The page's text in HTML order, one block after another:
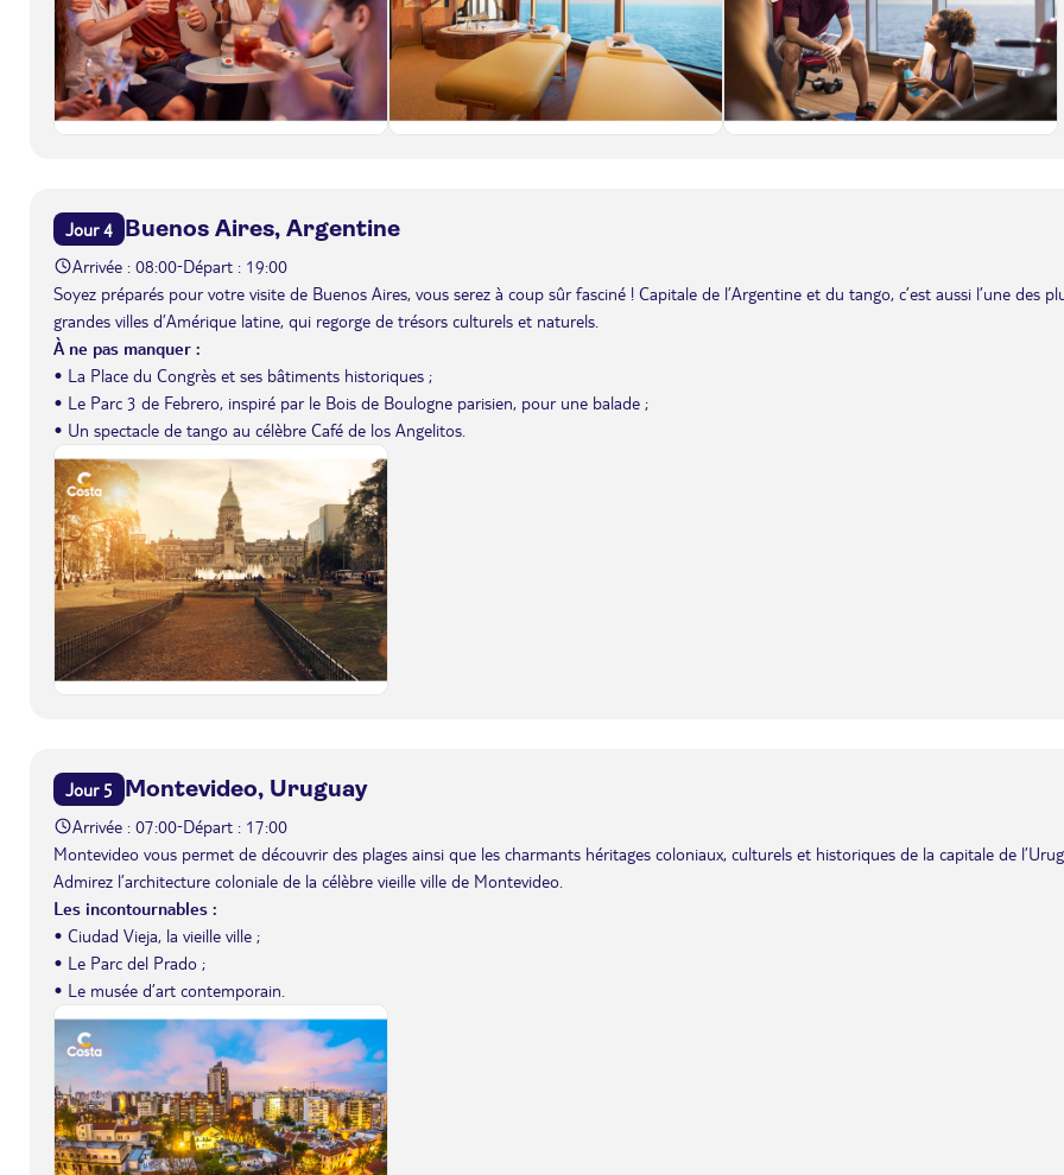
Jour 4 Buenos Aires, Argentine
Arrivée : 08:00-Départ : 19:00
Soyez préparés pour votre visite de Buenos Aires, vous serez à coup sûr fasciné ! Capitale de l’Argentine et du tango, c’est aussi l’une des
grandes villes d’Amérique latine, qui regorge de trésors culturels et naturels.
À ne pas manquer :
• La Place du Congrès et ses bâtiments historiques ;
• Le Parc 3 de Febrero, inspiré par le Bois de Boulogne parisien, pour une balade ;
• Un spectacle de tango au célèbre Café de los Angelitos.
Jour 5 Montevideo, Uruguay
Arrivée : 07:00-Départ : 17:00
Montevideo vous permet de découvrir des plages ainsi que les charmants héritages coloniaux, culturels et historiques de la capitale de
Admirez l’architecture coloniale de la célèbre vieille ville de Montevideo.
Les incontournables :
• Ciudad Vieja, la vieille ville ;
• Le Parc del Prado ;
• Le musée d’art contemporain.